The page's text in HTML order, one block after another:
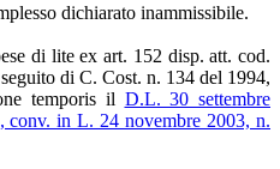
dichiarato inammissibile.
di lite ex art. 152 disp. att. cod.
di C. Cost. n. 134 del 1994,
temporis il D.L. 30 settembre
conv. in L. 24 novembre 2003, n.